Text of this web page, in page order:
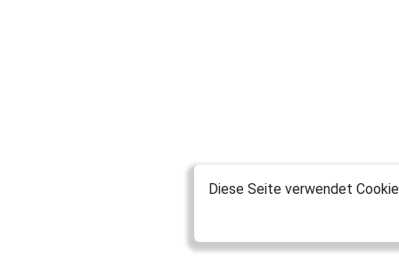
Diese Seite verwendet